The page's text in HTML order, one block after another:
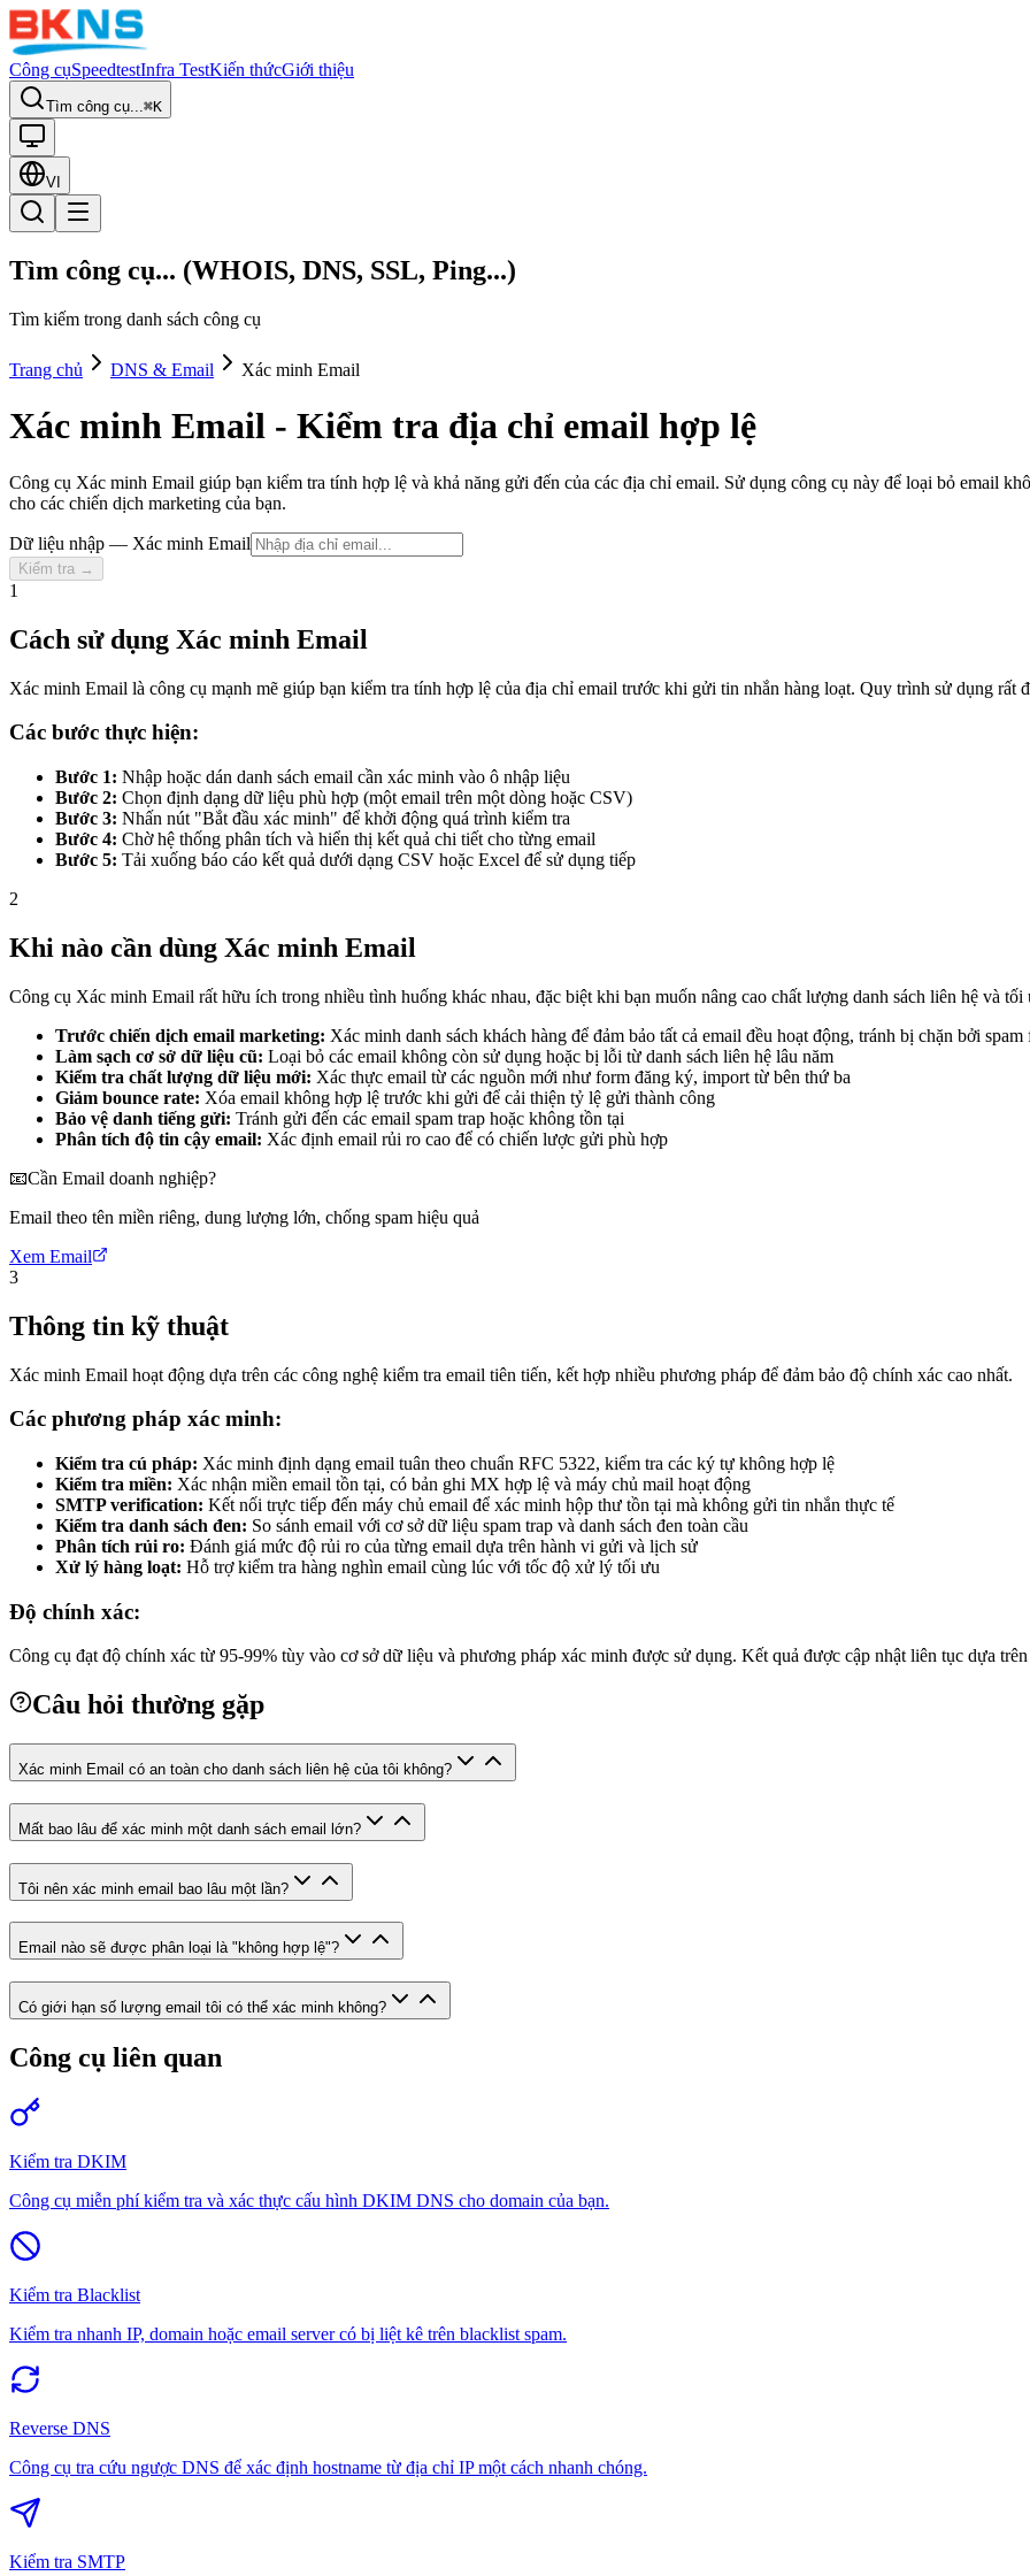
Công cụSpeedtestInfra TestKiến thứcGiới thiệu
Tìm công cụ...⌘K
VI
Tìm công cụ... (WHOIS, DNS, SSL, Ping...)
Tìm kiếm trong danh sách công cụ
Trang chủ DNS & Email Xác minh Email
Xác minh Email - Kiểm tra địa chỉ email hợp lệ
Công cụ Xác minh Email giúp bạn kiểm tra tính hợp lệ và khả năng gửi đến của các địa chỉ email. Sử dụng công cụ này để loại bỏ email
cho các chiến dịch marketing của bạn.
Dữ liệu nhập — Xác minh Email
Kiểm tra →
1
Cách sử dụng Xác minh Email
Xác minh Email là công cụ mạnh mẽ giúp bạn kiểm tra tính hợp lệ của địa chỉ email trước khi gửi tin nhắn hàng loạt. Quy trình sử dụng rất
Các bước thực hiện:
Bước 1: Nhập hoặc dán danh sách email cần xác minh vào ô nhập liệu
Bước 2: Chọn định dạng dữ liệu phù hợp (một email trên một dòng hoặc CSV)
Bước 3: Nhấn nút "Bắt đầu xác minh" để khởi động quá trình kiểm tra
Bước 4: Chờ hệ thống phân tích và hiển thị kết quả chi tiết cho từng email
Bước 5: Tải xuống báo cáo kết quả dưới dạng CSV hoặc Excel để sử dụng tiếp
2
Khi nào cần dùng Xác minh Email
Công cụ Xác minh Email rất hữu ích trong nhiều tình huống khác nhau, đặc biệt khi bạn muốn nâng cao chất lượng danh sách liên hệ và
Trước chiến dịch email marketing: Xác minh danh sách khách hàng để đảm bảo tất cả email đều hoạt động, tránh bị chặn bởi spam
Làm sạch cơ sở dữ liệu cũ: Loại bỏ các email không còn sử dụng hoặc bị lỗi từ danh sách liên hệ lâu năm
Kiểm tra chất lượng dữ liệu mới: Xác thực email từ các nguồn mới như form đăng ký, import từ bên thứ ba
Giảm bounce rate: Xóa email không hợp lệ trước khi gửi để cải thiện tỷ lệ gửi thành công
Bảo vệ danh tiếng gửi: Tránh gửi đến các email spam trap hoặc không tồn tại
Phân tích độ tin cậy email: Xác định email rủi ro cao để có chiến lược gửi phù hợp
📧Cần Email doanh nghiệp?
Email theo tên miền riêng, dung lượng lớn, chống spam hiệu quả
Xem Email
3
Thông tin kỹ thuật
Xác minh Email hoạt động dựa trên các công nghệ kiểm tra email tiên tiến, kết hợp nhiều phương pháp để đảm bảo độ chính xác cao nhất.
Các phương pháp xác minh:
Kiểm tra cú pháp: Xác minh định dạng email tuân theo chuẩn RFC 5322, kiểm tra các ký tự không hợp lệ
Kiểm tra miền: Xác nhận miền email tồn tại, có bản ghi MX hợp lệ và máy chủ mail hoạt động
SMTP verification: Kết nối trực tiếp đến máy chủ email để xác minh hộp thư tồn tại mà không gửi tin nhắn thực tế
Kiểm tra danh sách đen: So sánh email với cơ sở dữ liệu spam trap và danh sách đen toàn cầu
Phân tích rủi ro: Đánh giá mức độ rủi ro của từng email dựa trên hành vi gửi và lịch sử
Xử lý hàng loạt: Hỗ trợ kiểm tra hàng nghìn email cùng lúc với tốc độ xử lý tối ưu
Độ chính xác:
Công cụ đạt độ chính xác từ 95-99% tùy vào cơ sở dữ liệu và phương pháp xác minh được sử dụng. Kết quả được cập nhật liên tục dựa
Câu hỏi thường gặp
Xác minh Email có an toàn cho danh sách liên hệ của tôi không?
Mất bao lâu để xác minh một danh sách email lớn?
Tôi nên xác minh email bao lâu một lần?
Email nào sẽ được phân loại là "không hợp lệ"?
Có giới hạn số lượng email tôi có thể xác minh không?
Công cụ liên quan
Kiểm tra DKIM
Công cụ miễn phí kiểm tra và xác thực cấu hình DKIM DNS cho domain của bạn.
Kiểm tra Blacklist
Kiểm tra nhanh IP, domain hoặc email server có bị liệt kê trên blacklist spam.
Reverse DNS
Công cụ tra cứu ngược DNS để xác định hostname từ địa chỉ IP một cách nhanh chóng.
Kiểm tra SMTP